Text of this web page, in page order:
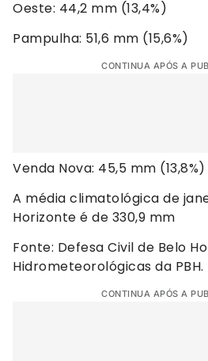
Oeste: 44,2 mm (13,4%)
Pampulha: 51,6 mm (15,6%)
CONTINUA APÓS A
Venda Nova: 45,5 mm (13,8%)
A média climatológica de
Horizonte é de 330,9 mm
Fonte: Defesa Civil de Belo
Hidrometeorológicas da PBH.
CONTINUA APÓS A